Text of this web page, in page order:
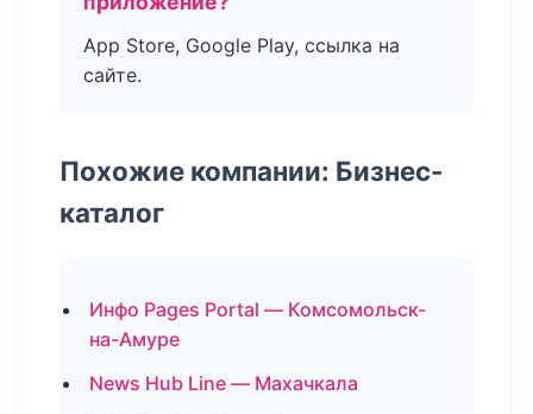
App Store, Google Play, ссылка на
сайте.
Похожие компании: Бизнес-
каталог
Инфо Pages Portal — Комсомольск-
на-Амуре
News Hub Line — Махачкала